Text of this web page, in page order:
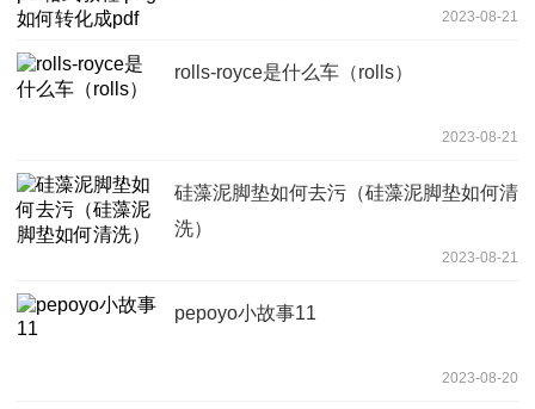
2023-08-21
rolls-royce是什么车（rolls）
2023-08-21
硅藻泥脚垫如何去污（硅藻泥脚垫如何清
洗）
2023-08-21
pepoyo小故事11
2023-08-20